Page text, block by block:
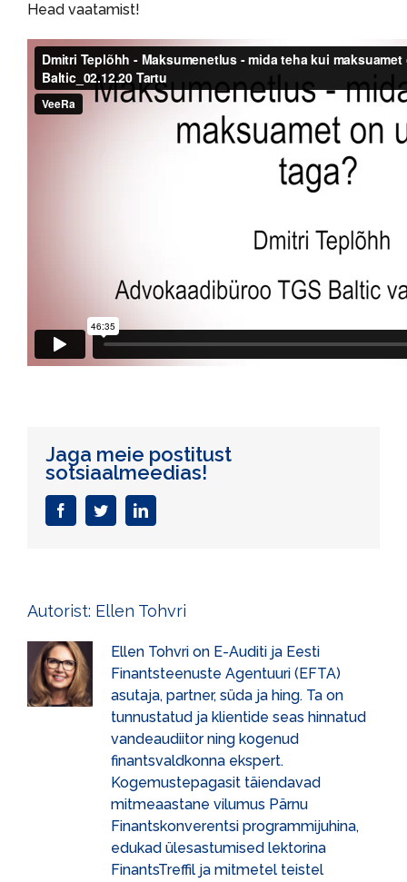
Head vaatamist!
Jaga meie postitust
sotsiaalmeedias!
FacebookTwitterLinkedIn
Autorist: Ellen Tohvri
Ellen Tohvri on E-Auditi ja Eesti
Finantsteenuste Agentuuri (EFTA)
asutaja, partner, süda ja hing. Ta on
tunnustatud ja klientide seas hinnatud
vandeaudiitor ning kogenud
finantsvaldkonna ekspert.
Kogemustepagasit täiendavad
mitmeaastane vilumus Pärnu
Finantskonverentsi programmijuhina,
edukad ülesastumised lektorina
FinantsTreffil ja mitmetel teistel